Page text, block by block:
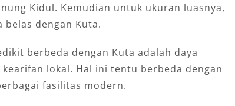
Kidul. Kemudian untuk ukuran luasnya,
dengan Kuta.
berbeda dengan Kuta adalah daya
lokal. Hal ini tentu berbeda dengan
fasilitas modern.